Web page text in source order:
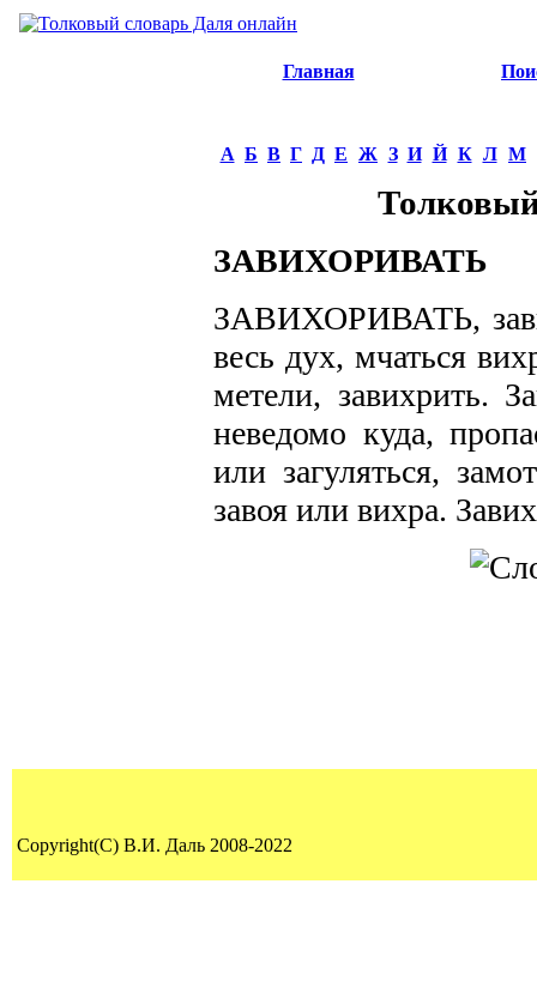
Главная
А Б В Г Д Е Ж З И Й К Л М
ЗАВИХОРИВАТЬ
ЗАВИХОРИВАТЬ,
весь дух, мчаться
метели, завихрить.
неведомо куда,
или загуляться,
завоя или вихра.
Copyright(C) В.И. Даль 2008-2022